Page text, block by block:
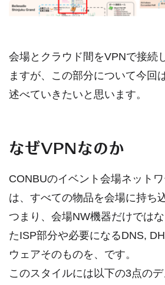
会場とクラウド間をVPNで接続
ますが、この部分について今回
述べていきたいと思います。
なぜVPNなのか
CONBUのイベント会場ネット
は、すべての物品を会場に持ち
つまり、会場NW機器だけでは
たISP部分や必要になるDNS,
ウェアそのものを、です。
このスタイルには以下の3点の